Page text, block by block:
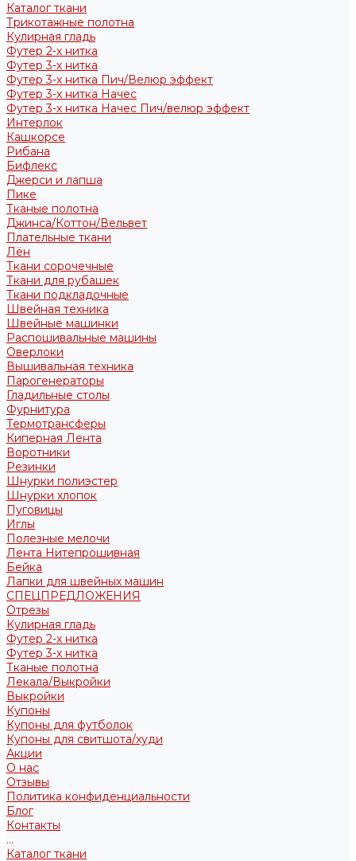
Каталог ткани
Трикотажные полотна
Кулирная гладь
Футер 2-х нитка
Футер 3-х нитка
Футер 3-х нитка Пич/Велюр эффект
Футер 3-х нитка Начес
Футер 3-х нитка Начес Пич/велюр эффект
Интерлок
Кашкорсе
Рибана
Бифлекс
Джерси и лапша
Пике
Тканые полотна
Джинса/Коттон/Вельвет
Плательные ткани
Лён
Ткани сорочечные
Ткани для рубашек
Ткани подкладочные
Швейная техника
Швейные машинки
Распошивальные машины
Оверлоки
Вышивальная техника
Парогенераторы
Гладильные столы
Фурнитура
Термотрансферы
Киперная Лента
Воротники
Резинки
Шнурки полиэстер
Шнурки хлопок
Пуговицы
Иглы
Полезные мелочи
Лента Нитепрошивная
Бейка
Лапки для швейных машин
СПЕЦПРЕДЛОЖЕНИЯ
Отрезы
Кулирная гладь
Футер 2-х нитка
Футер 3-х нитка
Тканые полотна
Лекала/Выкройки
Выкройки
Купоны
Купоны для футболок
Купоны для свитшота/худи
Акции
О нас
Отзывы
Политика конфиденциальности
Блог
Контакты
...
Каталог ткани